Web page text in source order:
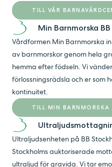
TILL VÅR
Min Barnmorska
Vårdformen Min Barnmorska
av barnmorskor genom hela
hemma efter födseln. Vi
förlossningsrädsla och er som
kontinuitet.
TILL MIN BARNMORSKA
Ultraljudsenheten på BB
Stockholms auktoriserade
ultraljud för gravida. Vi tar